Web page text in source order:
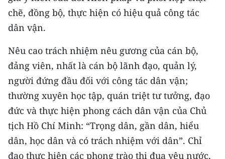
chẽ, đồng bộ, thực hiện có hiệu quả công tác
dân vận.
Nêu cao trách nhiệm nêu gương của cán bộ,
đảng viên, nhất là cán bộ lãnh đạo, quản lý,
người đứng đầu đối với công tác dân vận;
thường xuyên học tập, quán triệt tư tưởng, đạo
đức và thực hiện phong cách dân vận của Chủ
tịch Hồ Chí Minh: “Trọng dân, gần dân, hiểu
dân, học dân và có trách nhiệm với dân”. Chỉ
đạo thực hiện các phong trào thi đua yêu nước,